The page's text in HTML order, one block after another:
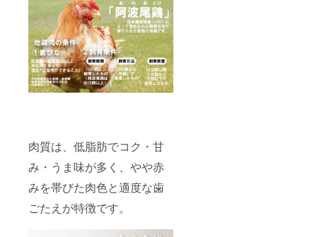
肉質は、低脂肪でコク・甘
み・うま味が多く、やや赤
みを帯びた肉色と適度な歯
ごたえが特徴です。